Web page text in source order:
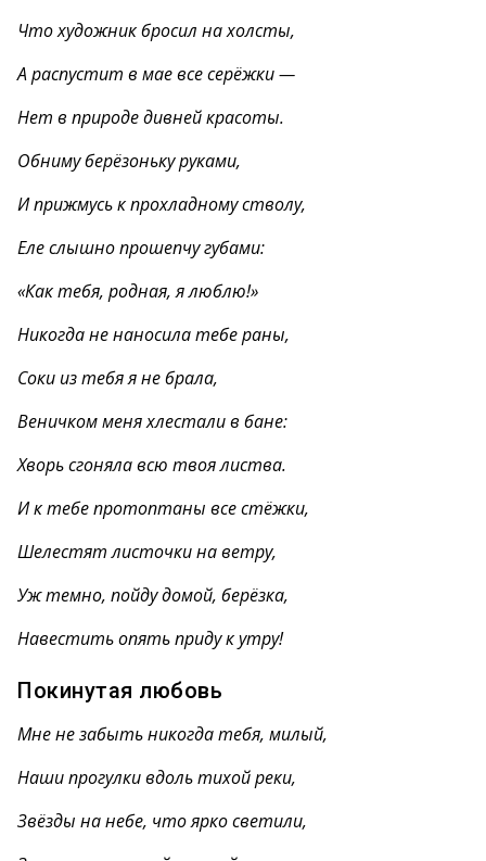
Что художник бросил на холсты,
А распустит в мае все серёжки —
Нет в природе дивней красоты.
Обниму берёзоньку руками,
И прижмусь к прохладному стволу,
Еле слышно прошепчу губами:
«Как тебя, родная, я люблю!»
Никогда не наносила тебе раны,
Соки из тебя я не брала,
Веничком меня хлестали в бане:
Хворь сгоняла всю твоя листва.
И к тебе протоптаны все стёжки,
Шелестят листочки на ветру,
Уж темно, пойду домой, берёзка,
Навестить опять приду к утру!
Покинутая любовь
Мне не забыть никогда тебя, милый,
Наши прогулки вдоль тихой реки,
Звёзды на небе, что ярко светили,